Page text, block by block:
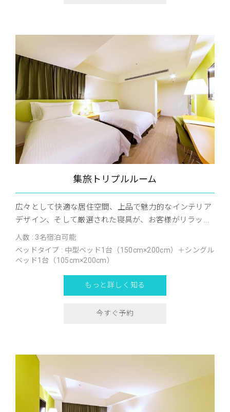
集旅トリプルルーム
広々として快適な居住空間、上品で魅力的なインテリア
デザイン、そして厳選された寝具が、お客様がリラッ...
人数 : 3名宿泊可能
ベッドタイプ : 中型ベッド1台（150cm×200cm）＋シングル
ベッド1台（105cm×200cm）
もっと詳しく知る
今すぐ予約